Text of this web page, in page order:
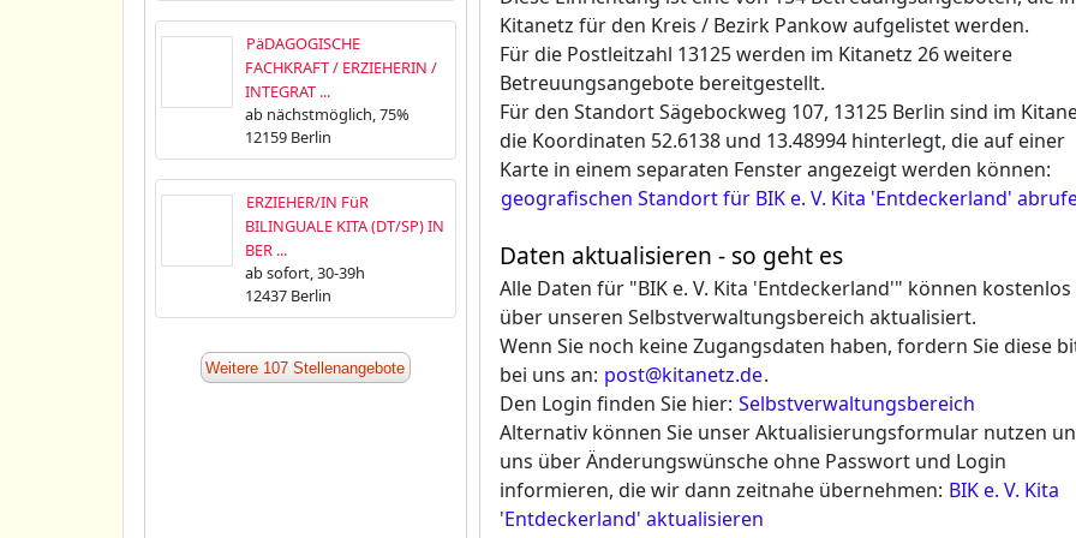
PäDAGOGISCHE
FACHKRAFT / ERZIEHERIN /
INTEGRAT ...
ab nächstmöglich, 75%
12159 Berlin
ERZIEHER/IN FüR
BILINGUALE KITA (DT/SP) IN
BER ...
ab sofort, 30-39h
12437 Berlin
Weitere 107 Stellenangebote
Kitanetz für den Kreis / Bezirk Pankow aufgelistet werden.
Für die Postleitzahl 13125 werden im Kitanetz 26 weitere
Betreuungsangebote bereitgestellt.
Für den Standort Sägebockweg 107, 13125 Berlin sind im
die Koordinaten 52.6138 und 13.48994 hinterlegt, die auf einer
Karte in einem separaten Fenster angezeigt werden können:
geografischen Standort für BIK e. V. Kita 'Entdeckerland'
Daten aktualisieren - so geht es
Alle Daten für "BIK e. V. Kita 'Entdeckerland'" können kostenlos
über unseren Selbstverwaltungsbereich aktualisiert.
Wenn Sie noch keine Zugangsdaten haben, fordern Sie diese
bei uns an: post@kitanetz.de.
Den Login finden Sie hier: Selbstverwaltungsbereich
Alternativ können Sie unser Aktualisierungsformular nutzen
uns über Änderungswünsche ohne Passwort und Login
informieren, die wir dann zeitnahe übernehmen: BIK e. V. Kita
'Entdeckerland' aktualisieren